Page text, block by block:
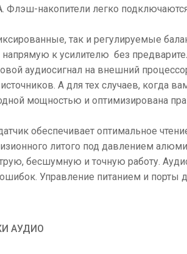
. Флэш-накопители легко
так и регулируемые
к усилителю без
аудиосигнал на внешний
А для тех случаев, когда
мощностью и оптимизирована
обеспечивает оптимальное
литого под давлением
бесшумную и точную работу.
Управление питанием и
АУДИО